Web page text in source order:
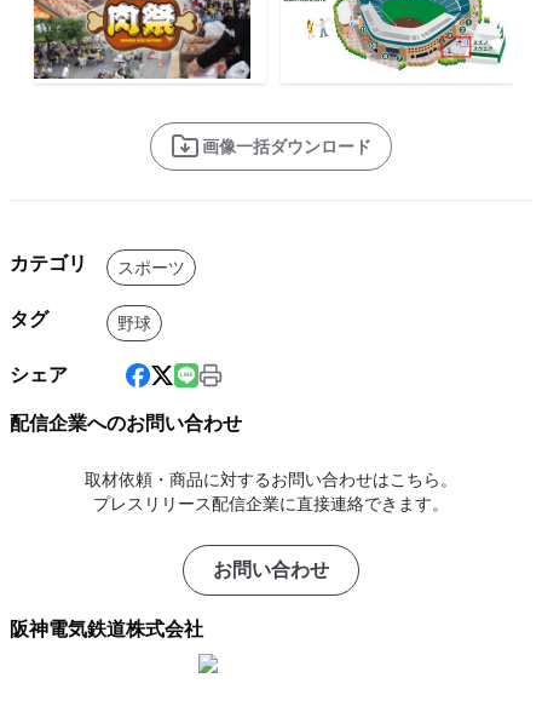
画像一括ダウンロード
カテゴリ スポーツ
タグ 野球
シェア
配信企業へのお問い合わせ
取材依頼・商品に対するお問い合わせはこちら。
プレスリリース配信企業に直接連絡できます。
お問い合わせ
阪神電気鉄道株式会社